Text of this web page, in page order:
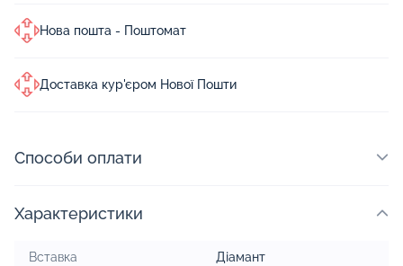
Нова пошта - Поштомат
Доставка кур'єром Нової Пошти
Способи оплати
Характеристики
Вставка Діамант